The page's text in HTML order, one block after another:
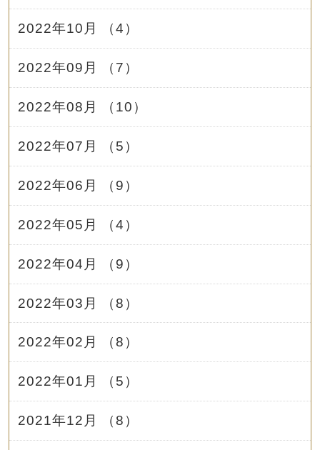
2022年10月 （4）
2022年09月 （7）
2022年08月 （10）
2022年07月 （5）
2022年06月 （9）
2022年05月 （4）
2022年04月 （9）
2022年03月 （8）
2022年02月 （8）
2022年01月 （5）
2021年12月 （8）